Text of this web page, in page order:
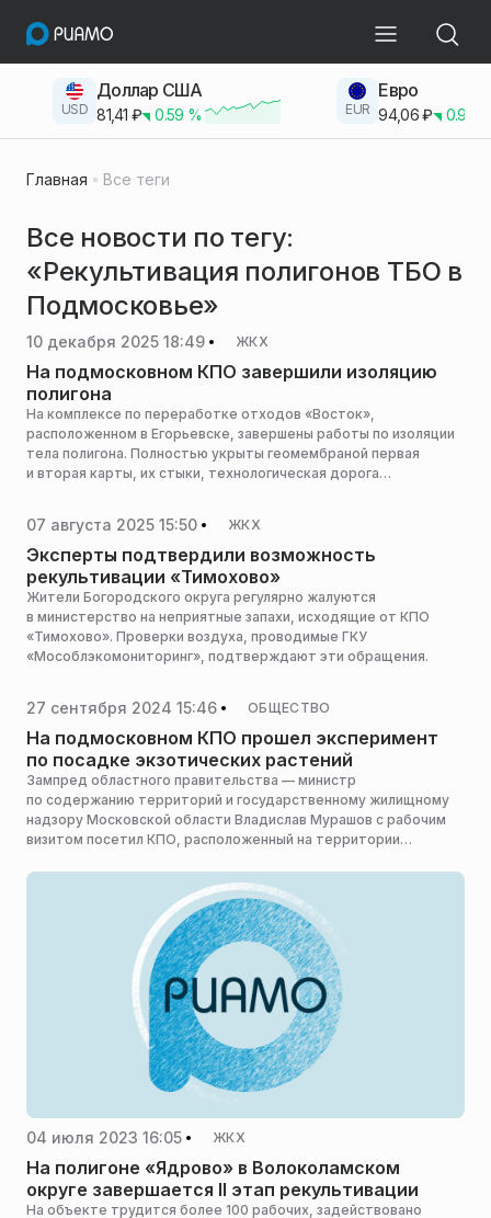
USD
Доллар США
81,41 ₽ 0.59 % EUR
Евро
94,06₽ 0.93
Главная Все теги
Все новости по тегу:
«Рекультивация полигонов ТБО в
Подмосковье»
10 декабря 2025 18:49 ЖКХ
На подмосковном КПО завершили изоляцию
полигона
На комплексе по переработке отходов «Восток»,
расположенном в Егорьевске, завершены работы по изоляции
тела полигона. Полностью укрыты геомембраной первая
и вторая карты, их стыки, технологическая дорога
осадков в толщу отходов и исключающим распространение
запаха. Об этом сообщает пресс-служба Минчистоты региона.
07 августа 2025 15:50 ЖКХ
Эксперты подтвердили возможность
рекультивации «Тимохово»
Жители Богородского округа регулярно жалуются
в министерство на неприятные запахи, исходящие от КПО
«Тимохово». Проверки воздуха, проводимые ГКУ
«Мособлэкомониторинг», подтверждают эти обращения.
27 сентября 2024 15:46 ОБЩЕСТВО
На подмосковном КПО прошел эксперимент
по посадке экзотических растений
Зампред областного правительства — министр
по содержанию территорий и государственному жилищному
надзору Московской области Владислав Мурашов с рабочим
визитом посетил КПО, расположенный на территории
оборудованной экспериментальной теплице в техногрунт
были высажены саженцы лаванды, манго и маракуйи, сообщает
пресс-служба министерства по содержанию территорий
и государственному жилищному надзору Подмосковья.
04 июля 2023 16:05 ЖКХ
На полигоне «Ядрово» в Волоколамском
округе завершается II этап рекультивации
На объекте трудится более 100 рабочих, задействовано